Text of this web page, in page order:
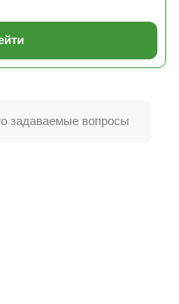
задаваемые вопросы